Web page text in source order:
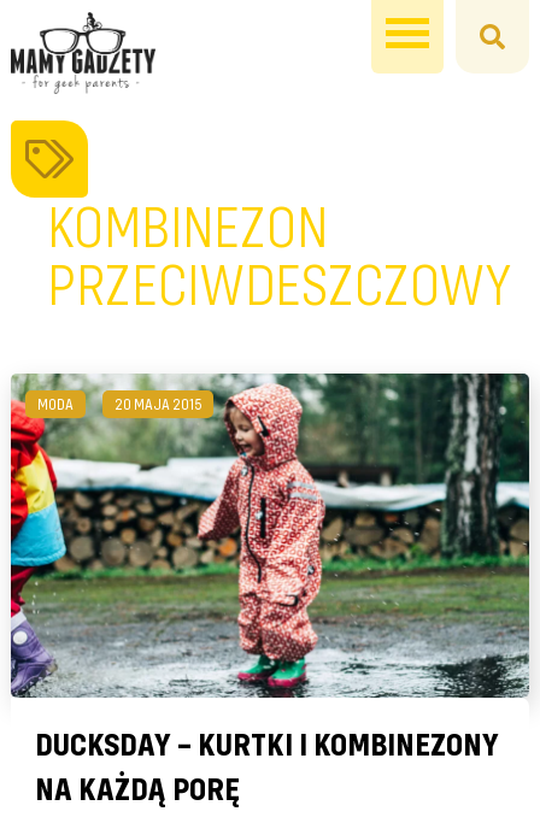
KOMBINEZON
PRZECIWDESZCZOWY
MODA 20 MAJA 2015
DUCKSDAY – KURTKI I KOMBINEZONY
NA KAŻDĄ PORĘ